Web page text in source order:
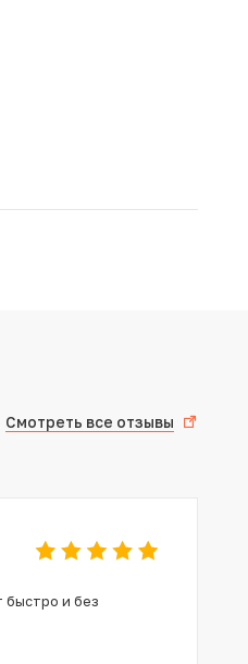
Смотреть все отзывы
быстро и без